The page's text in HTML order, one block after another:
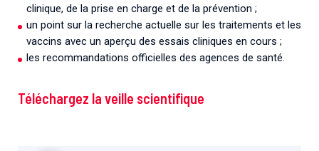
clinique, de la prise en charge et de la prévention ;
un point sur la recherche actuelle sur les traitements et les
vaccins avec un aperçu des essais cliniques en cours ;
les recommandations officielles des agences de santé.
Téléchargez la veille scientifique